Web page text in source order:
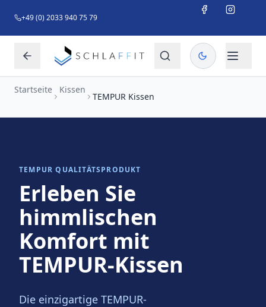
+49 (0) 2033 940 75 79
Startseite Kissen
TEMPUR Kissen
TEMPUR QUALITÄTSPRODUKT
Erleben Sie
himmlischen
Komfort mit
TEMPUR-Kissen
Die einzigartige TEMPUR-